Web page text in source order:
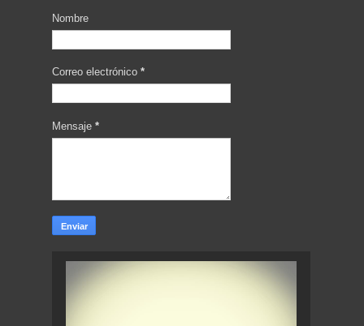
Nombre
Correo electrónico *
Mensaje *